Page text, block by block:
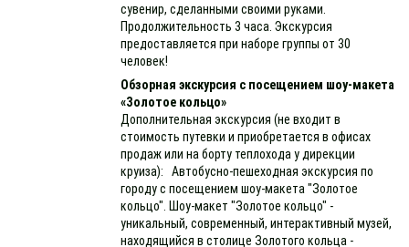
сувенир, сделанными своими руками.
Продолжительность 3 часа. Экскурсия
предоставляется при наборе группы от 30
человек!
Обзорная экскурсия с посещением шоу-макета
«Золотое кольцо»
Дополнительная экскурсия (не входит в
стоимость путевки и приобретается в офисах
продаж или на борту теплохода у дирекции
круиза): Автобусно-пешеходная экскурсия по
городу с посещением шоу-макета "Золотое
кольцо". Шоу-макет "Золотое кольцо" -
уникальный, современный, интерактивный музей,
находящийся в столице Золотого кольца -